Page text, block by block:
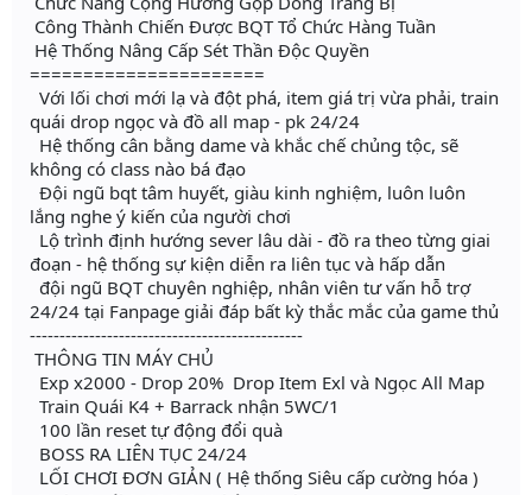
️ Công Thành Chiến Được BQT Tổ Chức Hàng Tuần
️ Hệ Thống Nâng Cấp Sét Thần Độc Quyền
======================
Với lối chơi mới lạ và đột phá, item giá trị vừa phải, train
quái drop ngọc và đồ all map - pk 24/24
Hệ thống cân bằng dame và khắc chế chủng tộc, sẽ
không có class nào bá đạo
Đội ngũ bqt tâm huyết, giàu kinh nghiệm, luôn luôn
lắng nghe ý kiến của người chơi
Lộ trình định hướng sever lâu dài - đồ ra theo từng giai
đoạn - hệ thống sự kiện diễn ra liên tục và hấp dẫn
đội ngũ BQT chuyên nghiệp, nhân viên tư vấn hỗ trợ
24/24 tại Fanpage giải đáp bất kỳ thắc mắc của game thủ
----------------------------------------------
THÔNG TIN MÁY CHỦ
Exp x2000 - Drop 20% Drop Item Exl và Ngọc All Map
Train Quái K4 + Barrack nhận 5WC/1
100 lần reset tự động đổi quà
BOSS RA LIÊN TỤC 24/24
LỐI CHƠI ĐƠN GIẢN ( Hệ thống Siêu cấp cường hóa )